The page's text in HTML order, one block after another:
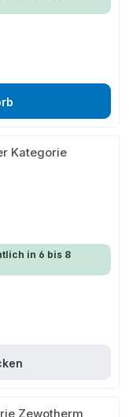
in 6 bis 8